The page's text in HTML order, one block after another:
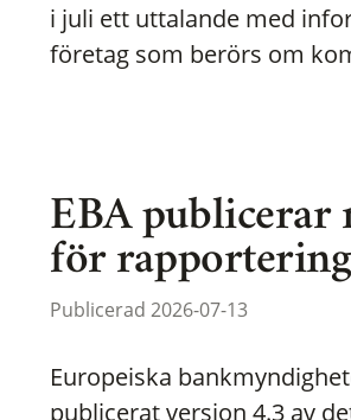
i juli ett uttalande med
företag som berörs om
EBA publicerar
för rapportering
Publicerad 2026-07-13
Europeiska
publicerat version 4.3 av